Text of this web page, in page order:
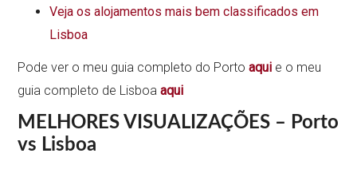
Veja os alojamentos mais bem classificados em
Lisboa
Pode ver o meu guia completo do Portoaqui e o meu
guia completo de Lisboaaqui
MELHORES VISUALIZAÇÕES – Porto
vs Lisboa